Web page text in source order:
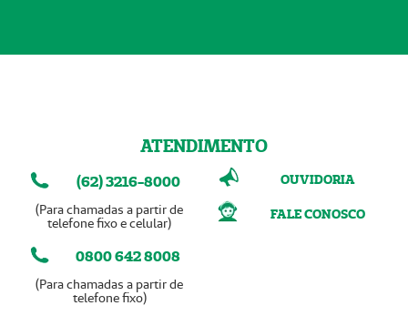
ATENDIMENTO
(62) 3216-8000
(Para chamadas a partir de
telefone fixo e celular)
0800 642 8008
(Para chamadas a partir de
telefone fixo)
OUVIDORIA
FALE CONOSCO